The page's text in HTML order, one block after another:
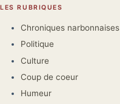
LES RUBRIQUES
Chroniques narbonnaises
Politique
Culture
Coup de coeur
Humeur